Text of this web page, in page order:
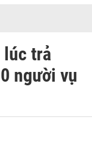
lúc trả
người vụ